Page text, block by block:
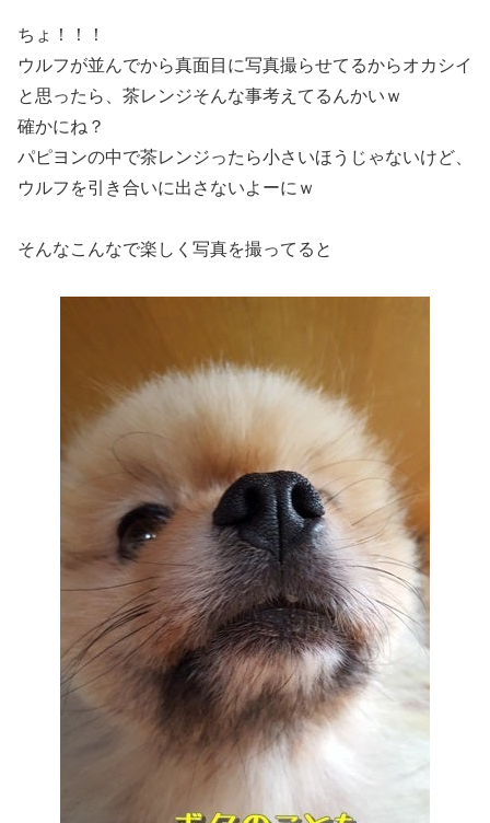
ちょ！！！
ウルフが並んでから真面目に写真撮らせてるからオカシイ
と思ったら、茶レンジそんな事考えてるんかいｗ
確かにね？
パピヨンの中で茶レンジったら小さいほうじゃないけど、
ウルフを引き合いに出さないよーにｗ
そんなこんなで楽しく写真を撮ってると